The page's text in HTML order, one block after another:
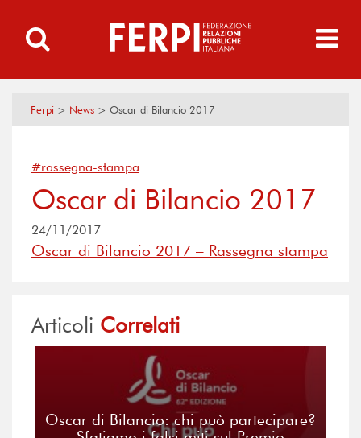
Ferpi > News > Oscar di Bilancio 2017
#rassegna-stampa
Oscar di Bilancio 2017
24/11/2017
Oscar di Bilancio 2017 – Rassegna stampa
Articoli Correlati
Oscar di Bilancio: chi può partecipare?